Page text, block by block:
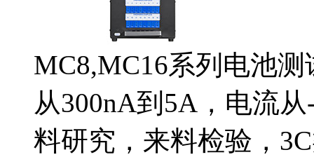
MC8,MC16系列电池
从300nA到5A，电流
料研究，来料检验，